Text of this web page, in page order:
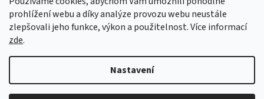
prohlížení webu a díky analýze provozu webu neustále
zlepšovali jeho funkce, výkon a použitelnost. Více informací
zde.
Nastavení
PŘIHLÁSIT SE
Bytový textil VEBA . Všechna práva vyhrazena.
nastavení cookies